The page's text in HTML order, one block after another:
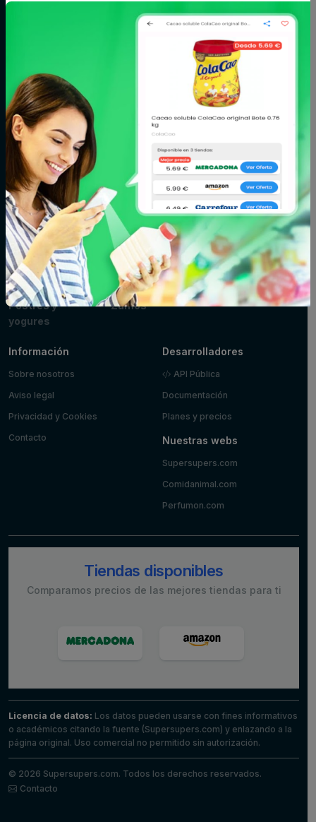
Bodega Carne
Cereales y
galletas
Charcutería y
Congelados
Conservas,
caldos y cremas
Cuidado del
cabello
Cuidado facial y
corporal
Fitoterapia y
parafarmacia
Fruta y verdura
Huevos, leche y
mantequilla
Limpieza y hogar
Maquillaje
Marisco y
pescado
Mascotas
Panadería y
pastelería
Pizzas y platos
preparados
Postres y
yogures
Zumos
Información
Sobre nosotros
Aviso legal
Privacidad y Cookies
Contacto
Desarrolladores
API Pública
Documentación
Planes y precios
Nuestras webs
Supersupers.com
Comidanimal.com
Perfumon.com
Tiendas disponibles
Comparamos precios de las mejores tiendas para ti
Licencia de datos: Los datos pueden usarse con fines informativos
o académicos citando la fuente (Supersupers.com) y enlazando a la
página original. Uso comercial no permitido sin autorización.
© 2026 Supersupers.com. Todos los derechos reservados.
Contacto